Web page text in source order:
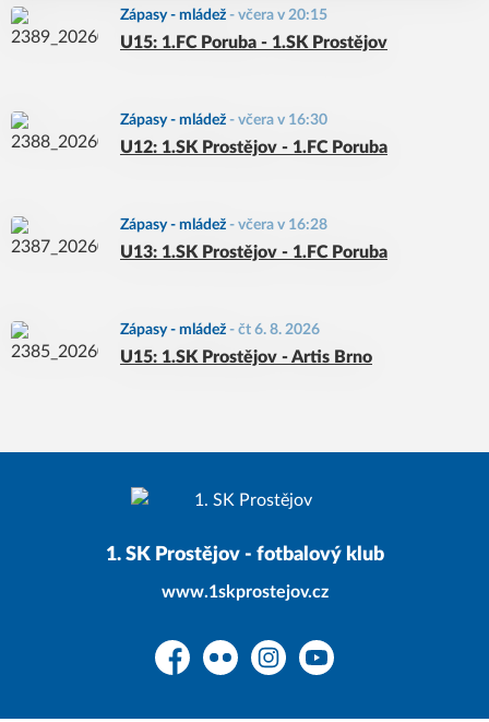
Zápasy - mládež - včera v 20:15
U15: 1.FC Poruba - 1.SK Prostějov
Zápasy - mládež - včera v 16:30
U12: 1.SK Prostějov - 1.FC Poruba
Zápasy - mládež - včera v 16:28
U13: 1.SK Prostějov - 1.FC Poruba
Zápasy - mládež - čt 6. 8. 2026
U15: 1.SK Prostějov - Artis Brno
1. SK Prostějov - fotbalový klub
www.1skprostejov.cz
FacebookFlickr InstagramYouTube